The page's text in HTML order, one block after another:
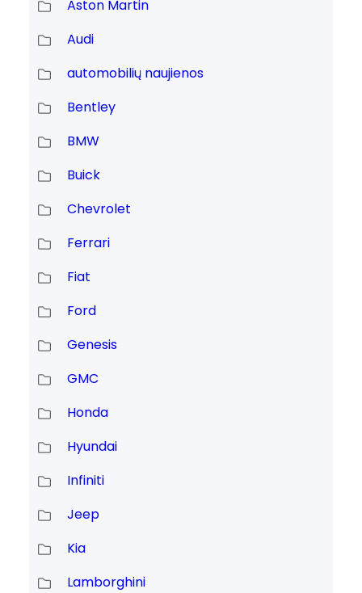
Aston Martin
Audi
automobilių naujienos
Bentley
BMW
Buick
Chevrolet
Ferrari
Fiat
Ford
Genesis
GMC
Honda
Hyundai
Infiniti
Jeep
Kia
Lamborghini